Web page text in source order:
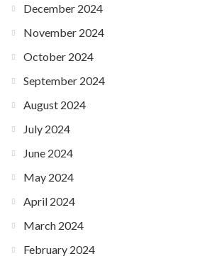
December 2024
November 2024
October 2024
September 2024
August 2024
July 2024
June 2024
May 2024
April 2024
March 2024
February 2024